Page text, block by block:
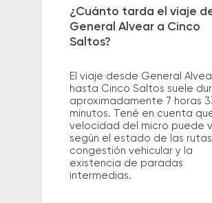
¿Cuánto tarda el viaje
General Alvear a Cinco
Saltos?
El viaje desde General
hasta Cinco Saltos suele
aproximadamente 7 horas
minutos. Tené en cuenta
velocidad del micro puede
según el estado de las
congestión vehicular y la
existencia de paradas
intermedias.